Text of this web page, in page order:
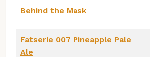
Behind the Mask
Fatserie 007 Pineapple Pale
Ale